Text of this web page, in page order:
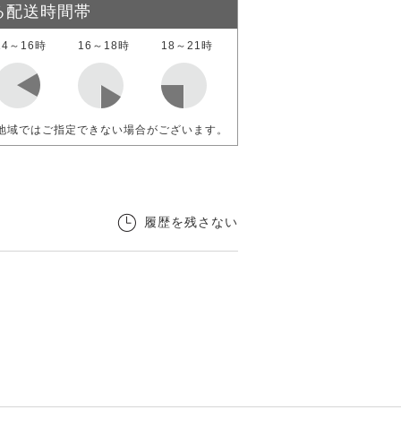
配送時間帯
～16時 16～18時 18～21時
ではご指定できない場合がございます。
履歴を残さない